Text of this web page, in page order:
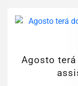
Agosto